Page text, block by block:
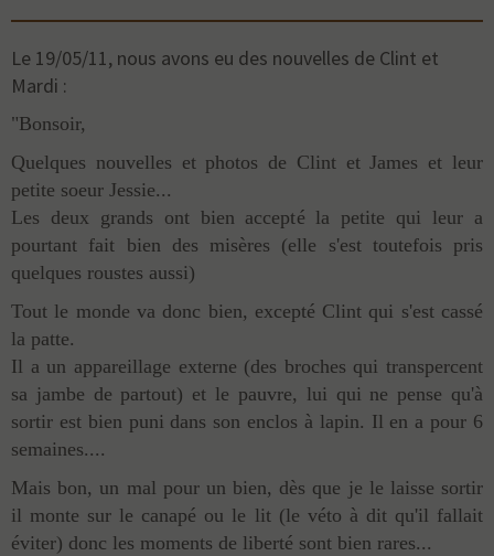
Le 19/05/11, nous avons eu des nouvelles de Clint et
Mardi :
"Bonsoir,
Quelques nouvelles et photos de Clint et James et leur
petite soeur Jessie...
Les deux grands ont bien accepté la petite qui leur a
pourtant fait bien des misères (elle s'est toutefois pris
quelques roustes aussi)
Tout le monde va donc bien, excepté Clint qui s'est cassé
la patte.
Il a un appareillage externe (des broches qui transpercent
sa jambe de partout) et le pauvre, lui qui ne pense qu'à
sortir est bien puni dans son enclos à lapin. Il en a pour 6
semaines....
Mais bon, un mal pour un bien, dès que je le laisse sortir
il monte sur le canapé ou le lit (le véto à dit qu'il fallait
éviter) donc les moments de liberté sont bien rares...